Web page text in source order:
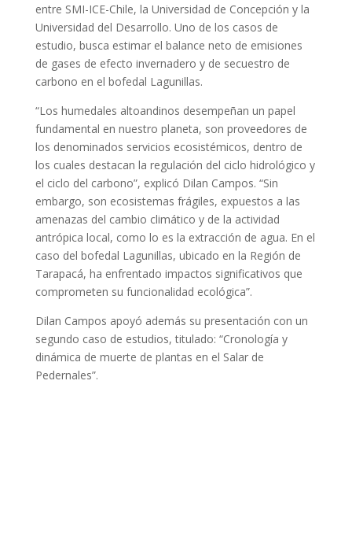
entre SMI-ICE-Chile, la Universidad de Concepción y la
Universidad del Desarrollo. Uno de los casos de
estudio, busca estimar el balance neto de emisiones
de gases de efecto invernadero y de secuestro de
carbono en el bofedal Lagunillas.
“Los humedales altoandinos desempeñan un papel
fundamental en nuestro planeta, son proveedores de
los denominados servicios ecosistémicos, dentro de
los cuales destacan la regulación del ciclo hidrológico y
el ciclo del carbono”, explicó Dilan Campos.​ “Sin
embargo, son ecosistemas frágiles, expuestos a las
amenazas del cambio climático y de la actividad
antrópica local, como lo es la extracción de agua. En el
caso del bofedal Lagunillas, ubicado en la Región de
Tarapacá, ha enfrentado impactos significativos que
comprometen su funcionalidad ecológica”.
Dilan Campos apoyó además su presentación con un
segundo caso de estudios, titulado: “Cronología y
dinámica de muerte de plantas en el Salar de
Pedernales”.